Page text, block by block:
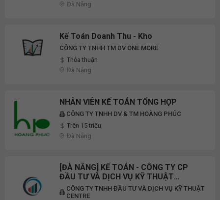
Đà Nẵng
Kế Toán Doanh Thu - Kho
CÔNG TY TNHH TM DV ONE MORE
Thỏa thuận
Đà Nẵng
NHÂN VIÊN KẾ TOÁN TỔNG HỢP
CÔNG TY TNHH DV & TM HOÀNG PHÚC
Trên 15 triệu
Đà Nẵng
[ĐÀ NẴNG] KẾ TOÁN - CÔNG TY CP
ĐẦU TƯ VÀ DỊCH VỤ KỸ THUẬT
CENTRE
CÔNG TY TNHH ĐẦU TƯ VÀ DỊCH VỤ KỸ THUẬT
CENTRE